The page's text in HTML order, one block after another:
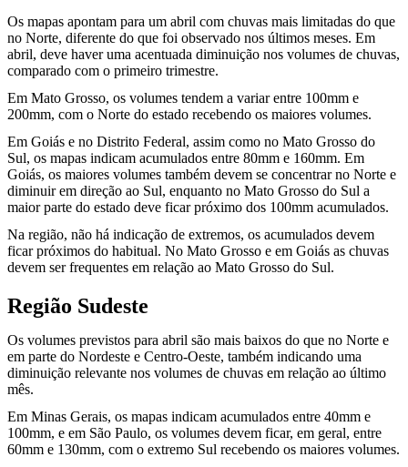
Os mapas apontam para um abril com chuvas mais limitadas do que
no Norte, diferente do que foi observado nos últimos meses. Em
abril, deve haver uma acentuada diminuição nos volumes de chuvas,
comparado com o primeiro trimestre.
Em Mato Grosso, os volumes tendem a variar entre 100mm e
200mm, com o Norte do estado recebendo os maiores volumes.
Em Goiás e no Distrito Federal, assim como no Mato Grosso do
Sul, os mapas indicam acumulados entre 80mm e 160mm. Em
Goiás, os maiores volumes também devem se concentrar no Norte e
diminuir em direção ao Sul, enquanto no Mato Grosso do Sul a
maior parte do estado deve ficar próximo dos 100mm acumulados.
Na região, não há indicação de extremos, os acumulados devem
ficar próximos do habitual. No Mato Grosso e em Goiás as chuvas
devem ser frequentes em relação ao Mato Grosso do Sul.
Região Sudeste
Os volumes previstos para abril são mais baixos do que no Norte e
em parte do Nordeste e Centro-Oeste, também indicando uma
diminuição relevante nos volumes de chuvas em relação ao último
mês.
Em Minas Gerais, os mapas indicam acumulados entre 40mm e
100mm, e em São Paulo, os volumes devem ficar, em geral, entre
60mm e 130mm, com o extremo Sul recebendo os maiores volumes.